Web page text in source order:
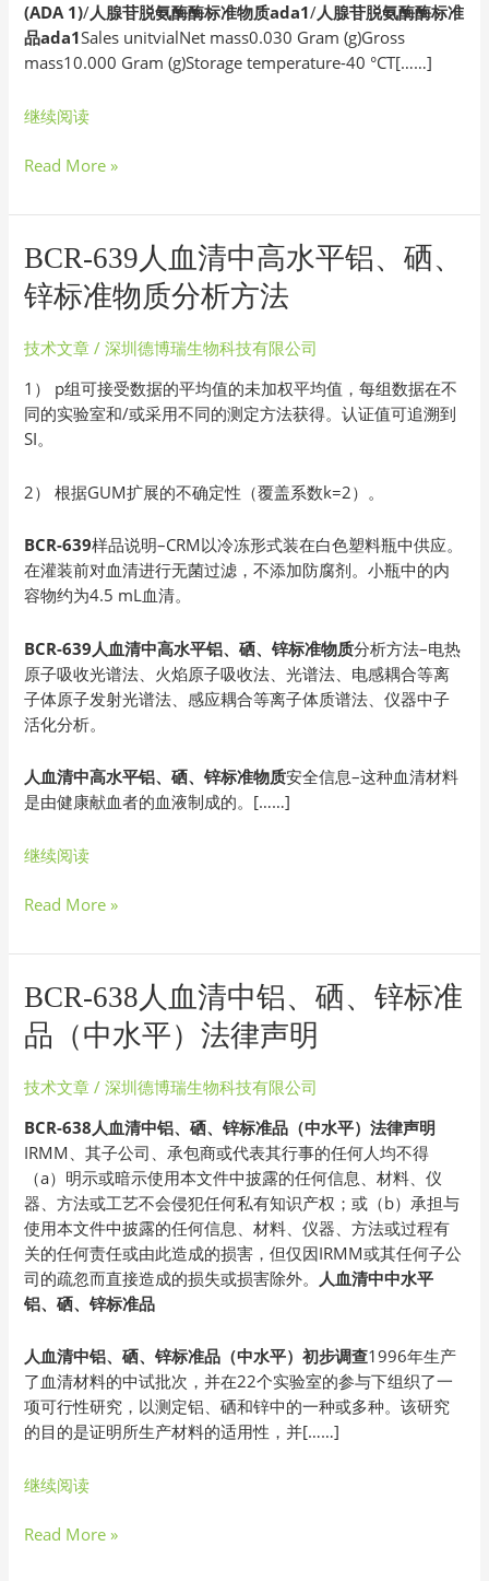
(ADA 1)/人腺苷脱氨酶酶标准物质ada1/人腺苷脱氨酶酶标准
品ada1Sales unitvialNet mass0.030 Gram (g)Gross
mass10.000 Gram (g)Storage temperature-40 °CT[……]
继续阅读
Read More »
BCR-639人血清中高水平铝、硒、
锌标准物质分析方法
技术文章 /深圳德博瑞生物科技有限公司
1） p组可接受数据的平均值的未加权平均值，每组数据在不
同的实验室和/或采用不同的测定方法获得。认证值可追溯到
SI。
2） 根据GUM扩展的不确定性（覆盖系数k=2）。
BCR-639样品说明–CRM以冷冻形式装在白色塑料瓶中供应。
在灌装前对血清进行无菌过滤，不添加防腐剂。小瓶中的内
容物约为4.5 mL血清。
BCR-639人血清中高水平铝、硒、锌标准物质分析方法–电热
原子吸收光谱法、火焰原子吸收法、光谱法、电感耦合等离
子体原子发射光谱法、感应耦合等离子体质谱法、仪器中子
活化分析。
人血清中高水平铝、硒、锌标准物质安全信息–这种血清材料
是由健康献血者的血液制成的。[……]
继续阅读
BCR-
639
人
清
高
水
平
硒、
标
准
物
分
析
方
法
Read More »
BCR-638人血清中铝、硒、锌标准
品（中水平）法律声明
技术文章 /深圳德博瑞生物科技有限公司
BCR-638人血清中铝、硒、锌标准品（中水平）法律声明
IRMM、其子公司、承包商或代表其行事的任何人均不得
（a）明示或暗示使用本文件中披露的任何信息、材料、仪
器、方法或工艺不会侵犯任何私有知识产权；或（b）承担与
使用本文件中披露的任何信息、材料、仪器、方法或过程有
关的任何责任或由此造成的损害，但仅因IRMM或其任何子公
司的疏忽而直接造成的损失或损害除外。
人血清中中水平
铝、硒、锌标准品
人血清中铝、硒、锌标准品（中水平）初步调查1996年生产
了血清材料的中试批次，并在22个实验室的参与下组织了一
项可行性研究，以测定铝、硒和锌中的一种或多种。该研究
的目的是证明所生产材料的适用性，并[……]
继续阅读
BCR-
638
人
清
铝、
硒、
锌
标
准
品
（中
水
法
律
声
明
Read More »